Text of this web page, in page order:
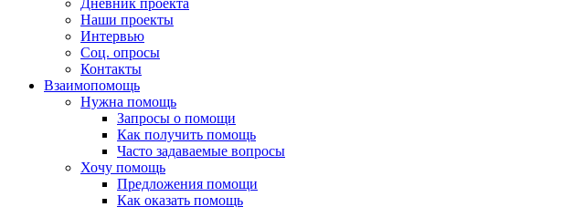
Дневник проекта
Наши проекты
Интервью
Соц. опросы
Контакты
Взаимопомощь
Нужна помощь
Запросы о помощи
Как получить помощь
Часто задаваемые вопросы
Хочу помощь
Предложения помощи
Как оказать помощь